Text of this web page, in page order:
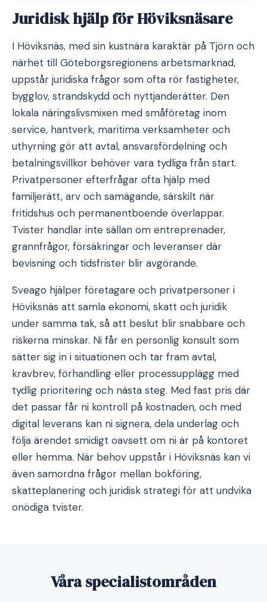
Juridisk hjälp för Höviksnäsare
I Höviksnäs, med sin kustnära karaktär på Tjörn och
närhet till Göteborgsregionens arbetsmarknad,
uppstår juridiska frågor som ofta rör fastigheter,
bygglov, strandskydd och nyttjanderätter. Den
lokala näringslivsmixen med småföretag inom
service, hantverk, maritima verksamheter och
uthyrning gör att avtal, ansvarsfördelning och
betalningsvillkor behöver vara tydliga från start.
Privatpersoner efterfrågar ofta hjälp med
familjerätt, arv och samägande, särskilt när
fritidshus och permanentboende överlappar.
Tvister handlar inte sällan om entreprenader,
grannfrågor, försäkringar och leveranser där
bevisning och tidsfrister blir avgörande.
Sveago hjälper företagare och privatpersoner i
Höviksnäs att samla ekonomi, skatt och juridik
under samma tak, så att beslut blir snabbare och
riskerna minskar. Ni får en personlig konsult som
sätter sig in i situationen och tar fram avtal,
kravbrev, förhandling eller processupplägg med
tydlig prioritering och nästa steg. Med fast pris där
det passar får ni kontroll på kostnaden, och med
digital leverans kan ni signera, dela underlag och
följa ärendet smidigt oavsett om ni är på kontoret
eller hemma. När behov uppstår i Höviksnäs kan vi
även samordna frågor mellan bokföring,
skatteplanering och juridisk strategi för att undvika
onödiga tvister.
Våra specialistområden